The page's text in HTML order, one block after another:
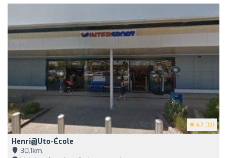
4.7 (13)
Henri@Uto-École
30,1km,